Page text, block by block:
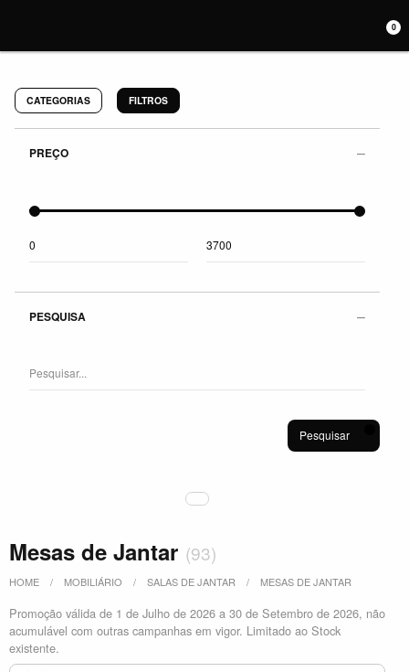
0
CATEGORIAS FILTROS
PREÇO
PESQUISA
Pesquisar
Mesas de Jantar (93)
HOME MOBILIÁRIO SALAS DE JANTAR MESAS DE JANTAR
Promoção válida de 1 de Julho de 2026 a 30 de Setembro de 2026, não
acumulável com outras campanhas em vigor. Limitado ao Stock
existente.